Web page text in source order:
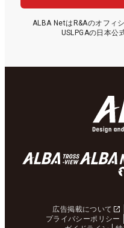
ALBA NetはR&Aのオフィ
USLPGAの日本公
広告掲載について
プライバシーポリシー